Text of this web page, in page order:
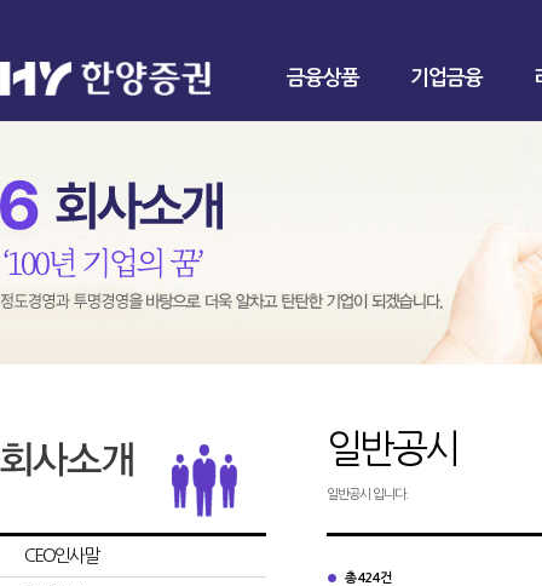
금융상품 기업금융
CEO인사말
일반공시
일반공시 입니다.
총 424건